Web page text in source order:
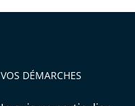
VOS DÉMARCHES